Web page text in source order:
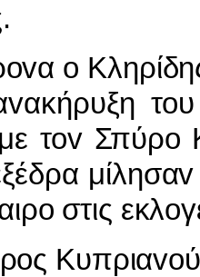
Κληρίδης
τov Σπύρo
στις